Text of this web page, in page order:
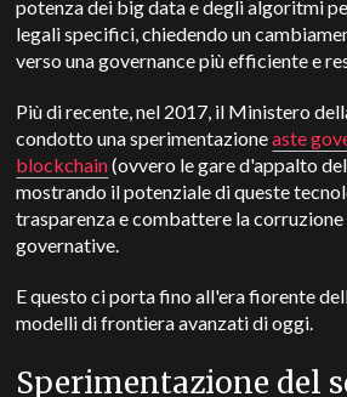
potenza dei big data e degli algoritmi
legali specifici, chiedendo un
verso una governance più efficiente e
Più di recente, nel 2017, il Ministero
condotto una sperimentazioneaste
blockchain(ovvero le gare d'appalto
mostrando il potenziale di queste
trasparenza e combattere la
governative.
E questo ci porta fino all'era fiorente
modelli di frontiera avanzati di oggi.
Sperimentazione del